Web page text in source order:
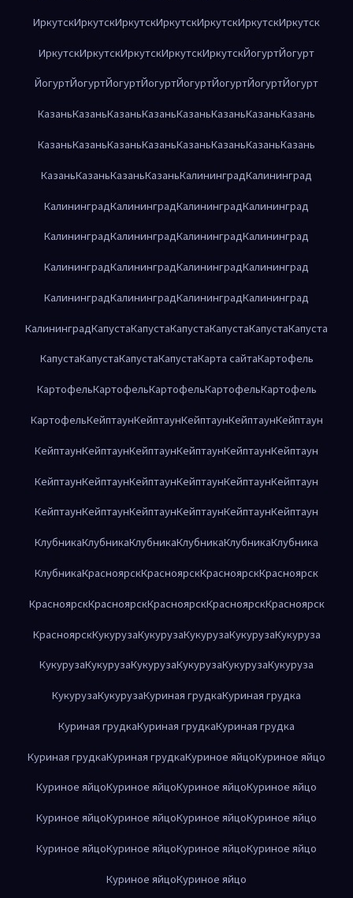
ИркутскИркутскИркутскИркутскИркутскИркутскИркутск
ИркутскИркутскИркутскИркутскИркутскЙогуртЙогурт
ЙогуртЙогуртЙогуртЙогуртЙогуртЙогуртЙогуртЙогурт
КазаньКазаньКазаньКазаньКазаньКазаньКазаньКазань
КазаньКазаньКазаньКазаньКазаньКазаньКазаньКазань
КазаньКазаньКазаньКазаньКалининградКалининград
КалининградКалининградКалининградКалининград
КалининградКалининградКалининградКалининград
КалининградКалининградКалининградКалининград
КалининградКалининградКалининградКалининград
КалининградКапустаКапустаКапустаКапустаКапустаКапуста
КапустаКапустаКапустаКапустаКарта сайтаКартофель
КартофельКартофельКартофельКартофельКартофель
КартофельКейптаунКейптаунКейптаунКейптаунКейптаун
КейптаунКейптаунКейптаунКейптаунКейптаунКейптаун
КейптаунКейптаунКейптаунКейптаунКейптаунКейптаун
КейптаунКейптаунКейптаунКейптаунКейптаунКейптаун
КлубникаКлубникаКлубникаКлубникаКлубникаКлубника
КлубникаКрасноярскКрасноярскКрасноярскКрасноярск
КрасноярскКрасноярскКрасноярскКрасноярскКрасноярск
КрасноярскКукурузаКукурузаКукурузаКукурузаКукуруза
КукурузаКукурузаКукурузаКукурузаКукурузаКукуруза
КукурузаКукурузаКуриная грудкаКуриная грудка
Куриная грудкаКуриная грудкаКуриная грудка
Куриная грудкаКуриная грудкаКуриное яйцоКуриное яйцо
Куриное яйцоКуриное яйцоКуриное яйцоКуриное яйцо
Куриное яйцоКуриное яйцоКуриное яйцоКуриное яйцо
Куриное яйцоКуриное яйцоКуриное яйцоКуриное яйцо
Куриное яйцоКуриное яйцо